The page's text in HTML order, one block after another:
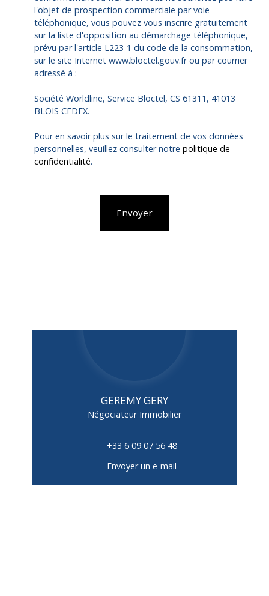
l'objet de prospection commerciale par voie
téléphonique, vous pouvez vous inscrire gratuitement
sur la liste d'opposition au démarchage téléphonique,
prévu par l'article L223-1 du code de la consommation,
sur le site Internet www.bloctel.gouv.fr ou par courrier
adressé à :
Société Worldline, Service Bloctel, CS 61311, 41013
BLOIS CEDEX.
Pour en savoir plus sur le traitement de vos données
personnelles, veuillez consulter notre politique de
confidentialité.
Envoyer
GEREMY GERY
Négociateur Immobilier
+33 6 09 07 56 48
Envoyer un e-mail